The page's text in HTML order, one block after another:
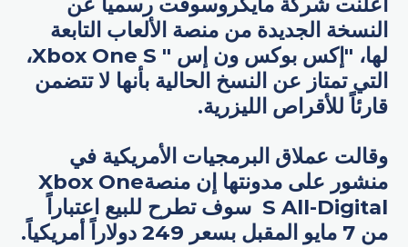
النسخة الجديدة من منصة الألعاب التابعة
لها، "إكس بوكس ون إس " Xbox One S،
التي تمتاز عن النسخ الحالية بأنها لا تتضمن
قارئاً للأقراص الليزرية.
وقالت عملاق البرمجيات الأمريكية في
منشور على مدونتها إن منصةXbox One
S All-Digital سوف تطرح للبيع اعتباراً
من 7 مايو المقبل بسعر 249 دولاراً أمريكياً.